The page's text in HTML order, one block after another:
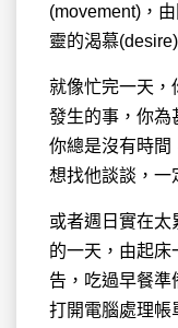
(movement)，
靈的渴慕
就像忙完一天，
發生的事，你
你總是沒有時間
想找他談談，一
或者週日實在太
的一天，由起床
告，吃過早餐準
打開電腦處理帳